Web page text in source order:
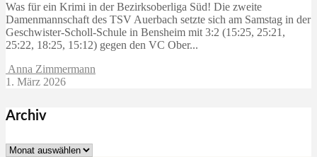
Was für ein Krimi in der Bezirksoberliga Süd! Die zweite
Damenmannschaft des TSV Auerbach setzte sich am Samstag in der
Geschwister-Scholl-Schule in Bensheim mit 3:2 (15:25, 25:21,
25:22, 18:25, 15:12) gegen den VC Ober...
Anna Zimmermann
1. März 2026
Archiv
Archiv